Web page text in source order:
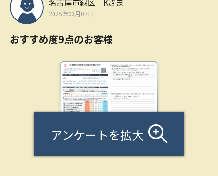
名古屋市緑区 Kさま
2025年03月07日
おすすめ度9点のお客様
アンケートを拡大